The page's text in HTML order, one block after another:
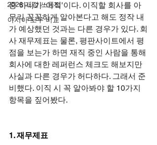
2026 개정 노동법
아시아 노무 비교
중 하나가 ‘이직’이다. 이직할 회사를 아
무리 꼼꼼하게 알아본다고 해도 정작 내
가 예상했던 것과는 다른 경우가 있다. 회
사 재무제표는 물론, 평판사이트에서 평
점을 보는가 하면 재직 중인 사람을 통해
회사에 대한 레퍼런스 체크도 해보지만
사실과 다른 경우가 허다하다. 그래서 준
비했다. 이직 시 꼭 알아봐야 할 10가지
항목을 짚어봤다.
1. 재무제표